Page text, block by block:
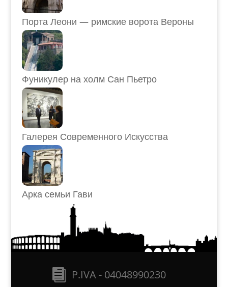
Порта Леони — римские ворота Вероны
Фуникулер на холм Сан Пьетро
Галерея Современного Искусства
Арка семьи Гави
P.IVA - 04048990230